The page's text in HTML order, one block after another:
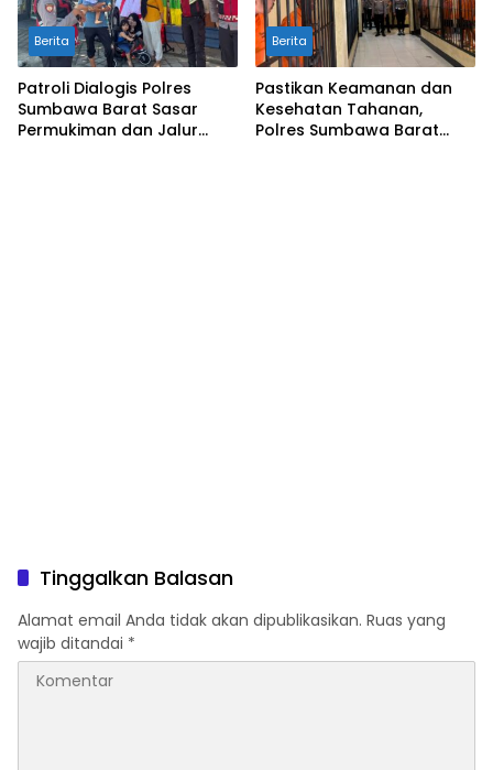
Berita
Patroli Dialogis Polres
Sumbawa Barat Sasar
Permukiman dan Jalur
Berita
Pastikan Keamanan dan
Kesehatan Tahanan,
Polres Sumbawa Barat
Tinggalkan Balasan
Alamat email Anda tidak akan dipublikasikan. Ruas yang
wajib ditandai *